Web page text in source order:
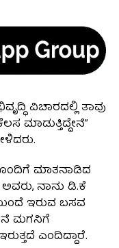
ವಿಚಾರದಲ್ಲಿ ತಾವು
ಮಾಡುತ್ತಿದ್ದೇನೆ”
ಮಾತನಾಡಿದ
ನಾನು ಡಿ.ಕೆ
ಇರುವ ಬಸವ
ಮಗನಿಗೆ
ಎಂದಿದ್ದಾರೆ.